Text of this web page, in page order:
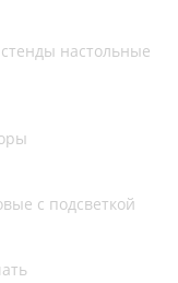
настольные
с подсветкой